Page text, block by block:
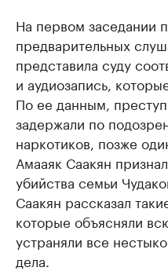
На первом заседании
предварительных
представила суду
и аудиозапись,
По ее данным,
задержали по
наркотиков, позже
Амааяк Саакян
убийства семьи
Саакян рассказал
которые объясняли
устраняли все
дела.